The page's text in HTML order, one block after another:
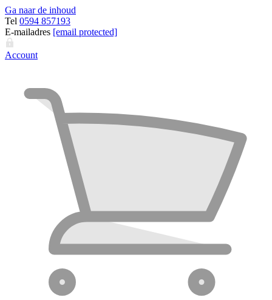
Ga naar de inhoud
Tel 0594 857193
E-mailadres [email protected]
Account